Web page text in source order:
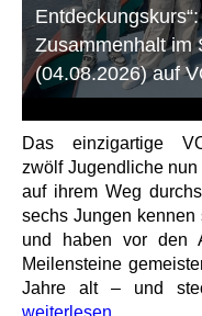
Zusammenhalt im
(04.08.2026) auf
Das einzigartige
zwölf Jugendliche
auf ihrem Weg
sechs Jungen kennen
und haben vor den
Meilensteine
Jahre alt – und
weiterlesen